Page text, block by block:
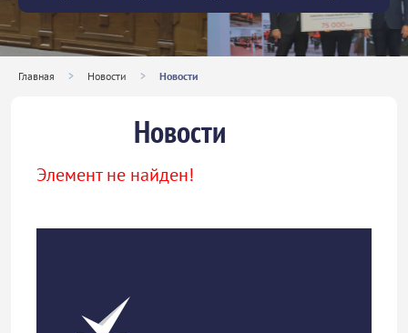
Главная > Новости > Новости
Новости
Элемент не найден!